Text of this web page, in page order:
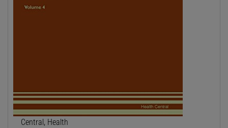
Central, Health